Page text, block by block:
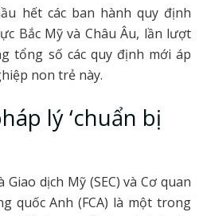
hết các ban hành quy định
Bắc Mỹ và Châu Âu, lần lượt
tổng số các quy định mới áp
non trẻ này.
lý ‘chuẩn bị
dịch Mỹ (SEC) và Cơ quan
quốc Anh (FCA) là một trong